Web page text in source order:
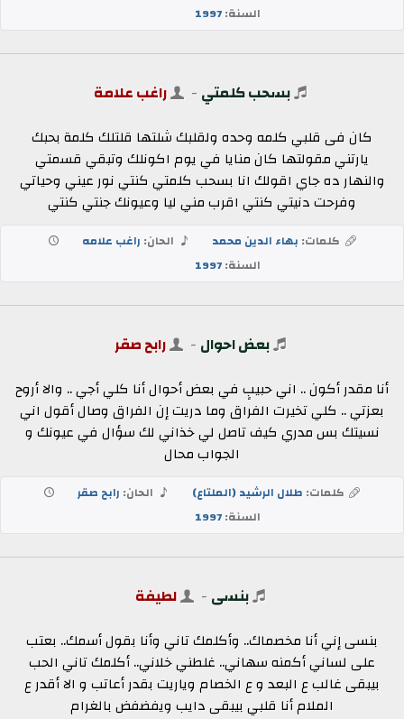
السنة:1997
بسحب كلمتي - راغب علامة
كان فى قلبي كلمه وحده ولقلبك شلتها قلتلك كلمة بحبك
يارتني مقولتها كان منايا في يوم اكونلك وتبقي قسمتي
والنهار ده جاي اقولك انا بسحب كلمتي كنتي نور عيني وحياتي
وفرحت دنيتي كنتي اقرب مني ليا وعيونك جنتي كنتي
كلمات: بهاء الدين محمد الحان: راغب علامه
السنة:1997
بعض احوال - رابح صقر
أنا مقدر أكون .. اني حبيبٍ في بعض أحوال أنا كلي أجي .. والا أروح
بعزتي .. كلي تخيرت الفراق وما دريت إن الفراق وصال أقول اني
نسيتك بس مدري كيف تاصل لي خذاني لك سؤال في عيونك و
الجواب محال
كلمات: طلال الرشيد (الملتاع) الحان: رابح صقر
السنة:1997
بنسى - لطيفة
بنسى إني أنا مخصماك.. وأكلمك تاني وأنا بقول أسمك.. بعتب
على لساني أكمنه سهاني.. غلطني خلاني.. أكلمك تاني الحب
بيبقى غالب ع البعد و ع الخصام وياريت بقدر أعاتب و الا أقدر ع
الملام أنا قلبي بيبقى دايب ويفضفض بالغرام